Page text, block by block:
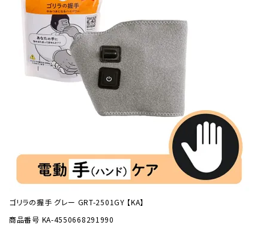
ゴリラの握手 グレー GRT-2501GY 【KA】
商品番号 KA-4550668291990